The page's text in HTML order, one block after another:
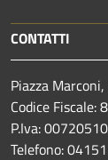
CONTATTI
Piazza
Codice
P.Iva:
Telefono: